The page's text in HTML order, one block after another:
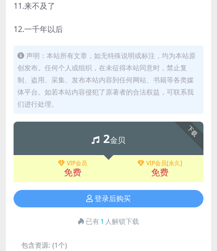
11.来不及了
12.一千年以后
声明：本站所有文章，如无特殊说明或标注，均为本站原
创发布。任何个人或组织，在未征得本站同意时，禁止复
制、盗用、采集、发布本站内容到任何网站、书籍等各类媒
体平台。如若本站内容侵犯了原著者的合法权益，可联系我
们进行处理。
下载
2金贝
VIP会员
免费
VIP会员[永久]
免费
登录后购买
已有1 人解锁下载
包含资源: (1个)